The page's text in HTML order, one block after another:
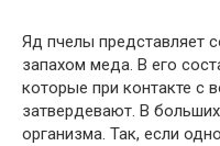
Яд пчелы представляет
запахом меда. В его
которые при контакте с
затвердевают. В
организма. Так, если